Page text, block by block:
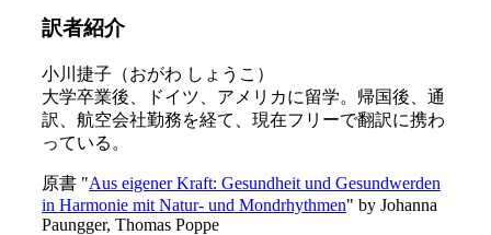
訳者紹介
小川捷子（おがわ しょうこ）
大学卒業後、ドイツ、アメリカに留学。帰国後、通
訳、航空会社勤務を経て、現在フリーで翻訳に携わ
っている。
原書 "Aus eigener Kraft: Gesundheit und Gesundwerden
in Harmonie mit Natur- und Mondrhythmen" by Johanna
Paungger, Thomas Poppe